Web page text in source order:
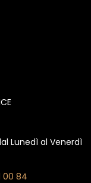
Lunedì al Venerdì
00 84